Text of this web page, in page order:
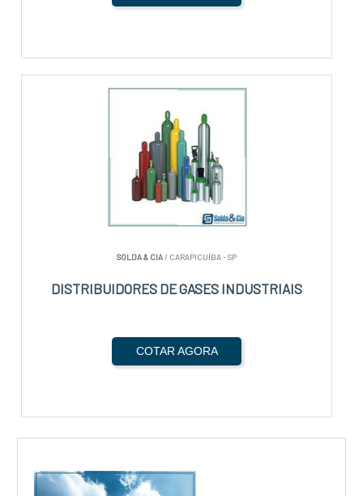
SOLDA & CIA/ CARAPICUÍBA - SP
DISTRIBUIDORES DE GASES INDUSTRIAIS
COTAR AGORA